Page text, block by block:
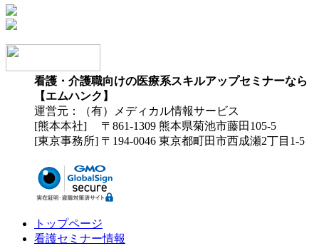
看護・介護職向けの医療系スキルアップセミナーなら
【エムハンク】
運営元：（有）メディカル情報サービス
[熊本本社] 〒861-1309 熊本県菊池市藤田105-5
[東京事務所] 〒194-0046 東京都町田市西成瀬2丁目1-5
トップページ
看護セミナー情報